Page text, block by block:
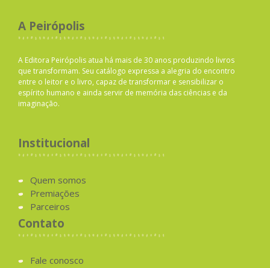
A Peirópolis
A Editora Peirópolis atua há mais de 30 anos produzindo livros
que transformam. Seu catálogo expressa a alegria do encontro
entre o leitor e o livro, capaz de transformar e sensibilizar o
espírito humano e ainda servir de memória das ciências e da
imaginação.
Institucional
Quem somos
Premiações
Parceiros
Contato
Fale conosco